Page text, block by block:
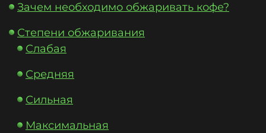
Зачем необходимо обжаривать кофе?
Степени обжаривания
Слабая
Средняя
Сильная
Максимальная